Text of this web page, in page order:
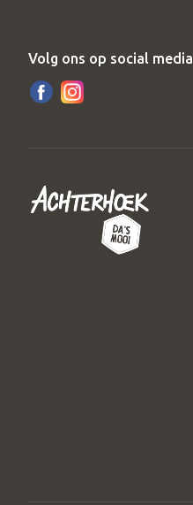
Volg ons op social media